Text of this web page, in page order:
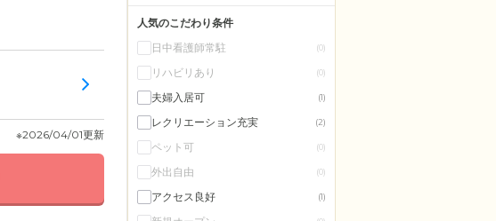
※2026/04/01更新
人気のこだわり条件
日中看護師常駐
(0)
リハビリあり (0)
夫婦入居可 (1)
レクリエーション充実 (2)
ペット可 (0)
外出自由 (0)
アクセス良好 (1)